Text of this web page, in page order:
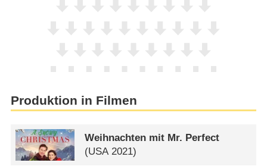
Produktion in Filmen
Weihnachten mit Mr. Perfect
(USA2021)